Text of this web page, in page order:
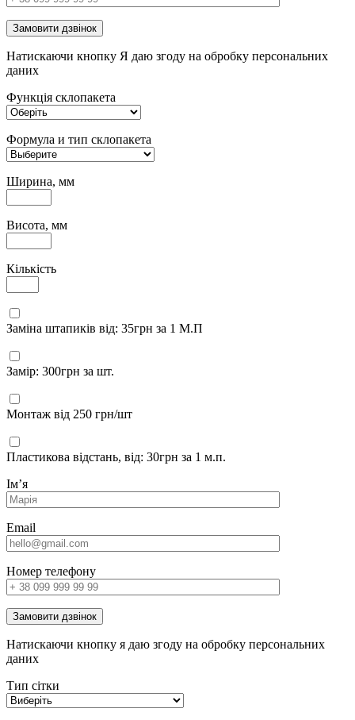
Замовити дзвінок
Натискаючи кнопку Я даю згоду на обробку персональних
даних
Функція склопакета
Формула и тип склопакета
Ширина, мм
Висота, мм
Кількість
Заміна штапиків від: 35грн за 1 М.П
Замір: 300грн за шт.
Монтаж від 250 грн/шт
Пластикова відстань, від: 30грн за 1 м.п.
Імʼя
Email
Номер телефону
Замовити дзвінок
Натискаючи кнопку я даю згоду на обробку персональних
даних
Тип сітки